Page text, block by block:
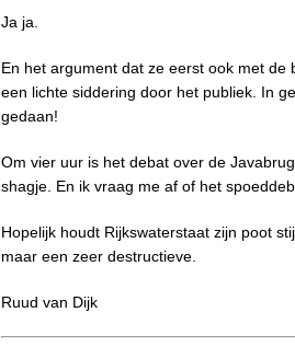
Ja ja.
En het argument dat ze eerst ook met
een lichte siddering door het publiek. In
gedaan!
Om vier uur is het debat over de
shagje. En ik vraag me af of het
Hopelijk houdt Rijkswaterstaat zijn poot
maar een zeer destructieve.
Ruud van Dijk